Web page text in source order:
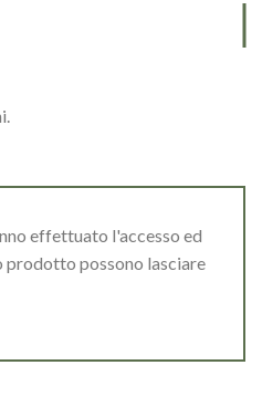
effettuato l'accesso ed
prodotto possono lasciare